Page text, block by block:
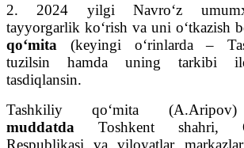
2. 2024 yilgi Navro‘z
tayyorgarlik ko‘rish va uni o‘tkazish
qo‘mita (keyingi o‘rinlarda –
tuzilsin hamda uning tarkibi
tasdiqlansin.
Tashkiliy qo‘mita
muddatda Toshkent shahri,
Respublikasi va viloyatlar